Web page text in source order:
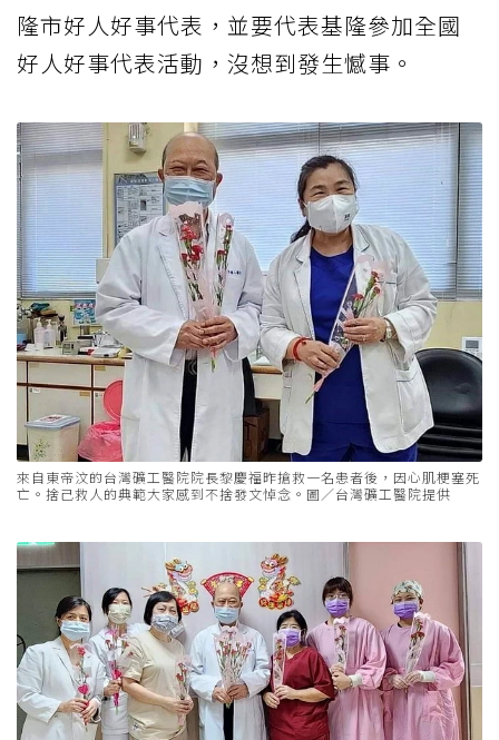
隆市好人好事代表，並要代表基隆參加全國
好人好事代表活動，沒想到發生憾事。
來自東帝汶的台灣礦工醫院院長黎慶福昨搶救一名患者後，因心肌梗塞死
亡。捨己救人的典範大家感到不捨發文悼念。圖／台灣礦工醫院提供